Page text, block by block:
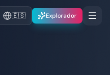
🇪🇸 Explorador